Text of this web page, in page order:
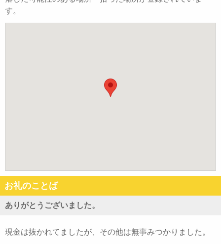
す。
お礼のことば
ありがとうございました。
現金は抜かれてましたが、その他は無事みつかりました。